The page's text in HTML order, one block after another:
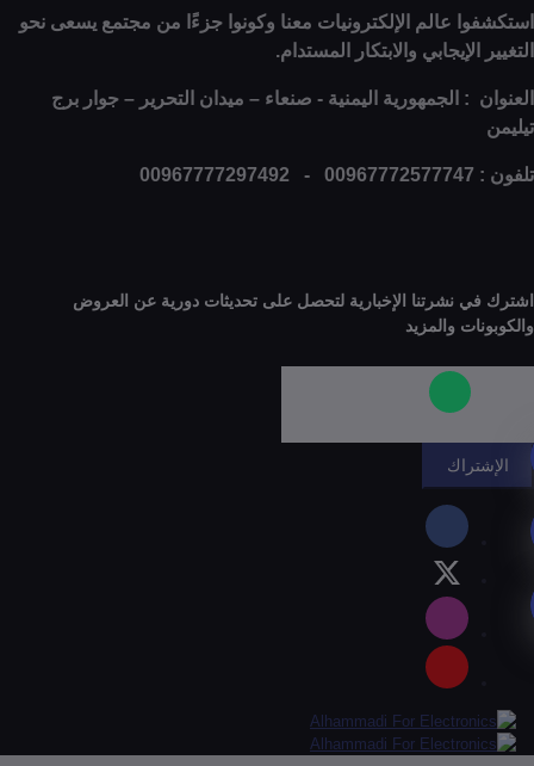
عالم الإلكترونيات معنا وكونوا جزءًا من مجتمع يسعى نحو
والابتكار المستدام.
: الجمهورية اليمنية - صنعاء – ميدان التحرير – جوار برج
نشرتنا الإخبارية لتحصل على تحديثات دورية عن العروض
والمزيد